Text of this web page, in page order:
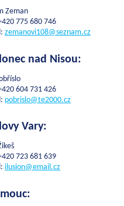
Zeman
775 680 746
zemanovi108@seznam.cz
nad Nisou:
604 731 426
pobrislo@te2000.cz
Vary:
723 681 639
ilusion@email.cz